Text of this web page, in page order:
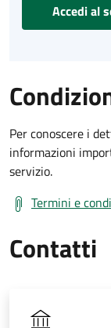
Accedi al
Per conoscere i
informazioni
servizio.
Termini e
Contatti